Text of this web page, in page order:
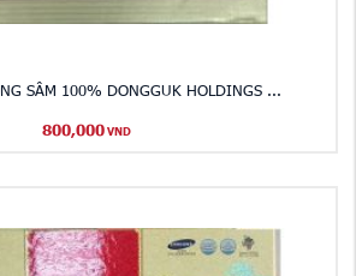
SÂM 100% DONGGUK HOLDINGS ...
800,000 VND